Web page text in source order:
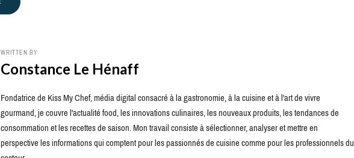
WRITTEN BY
Constance Le Hénaff
Fondatrice de Kiss My Chef, média digital consacré à la gastronomie, à la cuisine et à l'art de vivre
gourmand, je couvre l'actualité food, les innovations culinaires, les nouveaux produits, les tendances de
consommation et les recettes de saison. Mon travail consiste à sélectionner, analyser et mettre en
perspective les informations qui comptent pour les passionnés de cuisine comme pour les professionnels du